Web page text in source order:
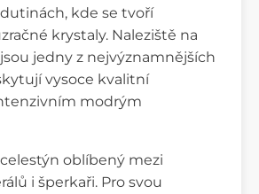
kde se tvoří
krystaly. Naleziště na
jedny z nejvýznamnějších
vysoce kvalitní
modrým
oblíbený mezi
i šperkaři. Pro svou